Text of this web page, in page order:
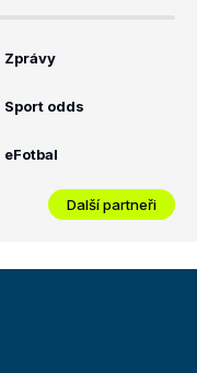
Zprávy
Sport odds
eFotbal
Další partneři